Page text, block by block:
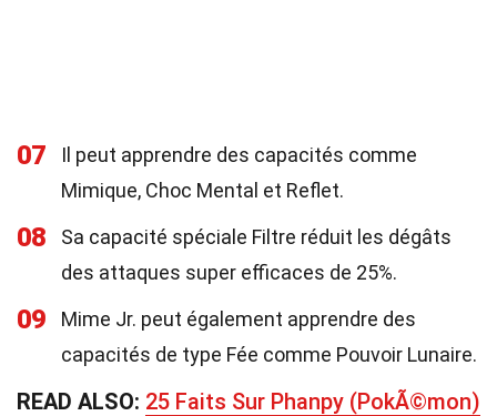
07
Il peut apprendre des capacités comme
Mimique, Choc Mental et Reflet.
08
Sa capacité spéciale Filtre réduit les dégâts
des attaques super efficaces de 25%.
09
Mime Jr. peut également apprendre des
capacités de type Fée comme Pouvoir Lunaire.
READ ALSO: 25 Faits Sur Phanpy (PokÃ©mon)